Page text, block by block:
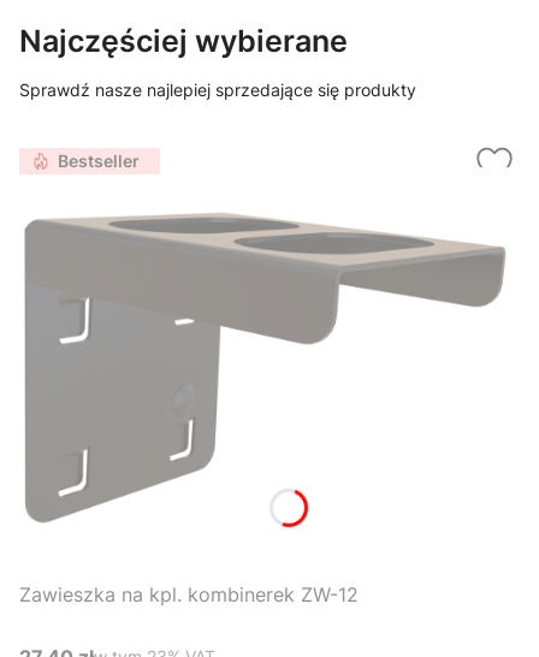
Najczęściej wybierane
Sprawdź nasze najlepiej sprzedające się produkty
Bestseller
Zawieszka na kpl. kombinerek ZW-12